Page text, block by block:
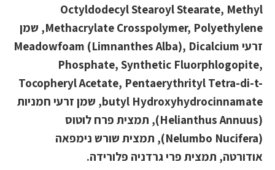
Octyldodecyl Stearoyl Stearate, Methyl
Methacrylate Crosspolymer, Polyethylene, שמן
זרעי Meadowfoam (Limnanthes Alba), Dicalcium
Phosphate, Synthetic Fluorphlogopite,
Tocopheryl Acetate, Pentaerythrityl Tetra-di-t-
butyl Hydroxyhydrocinnamate, שמן זרעי חמניות
(Helianthus Annuus), תמצית פרח לוטוס
(Nelumbo Nucifera), תמצית שורש נימפאה
אודורטה, תמצית פרי גרדניה פלורידה.